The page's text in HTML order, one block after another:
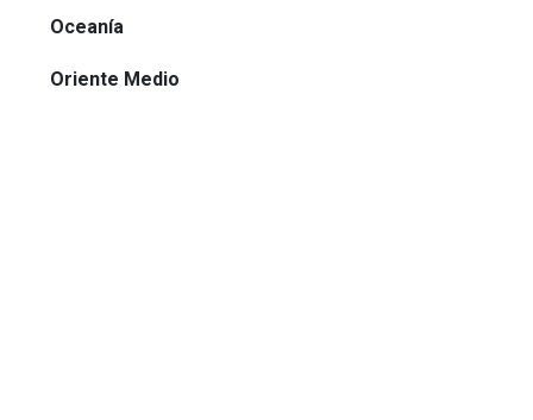
Oceanía
Oriente Medio